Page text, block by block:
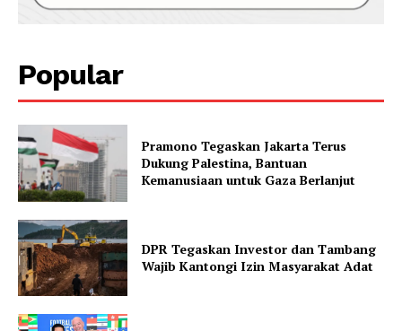
Popular
Pramono Tegaskan Jakarta Terus
Dukung Palestina, Bantuan
Kemanusiaan untuk Gaza Berlanjut
DPR Tegaskan Investor dan Tambang
Wajib Kantongi Izin Masyarakat Adat